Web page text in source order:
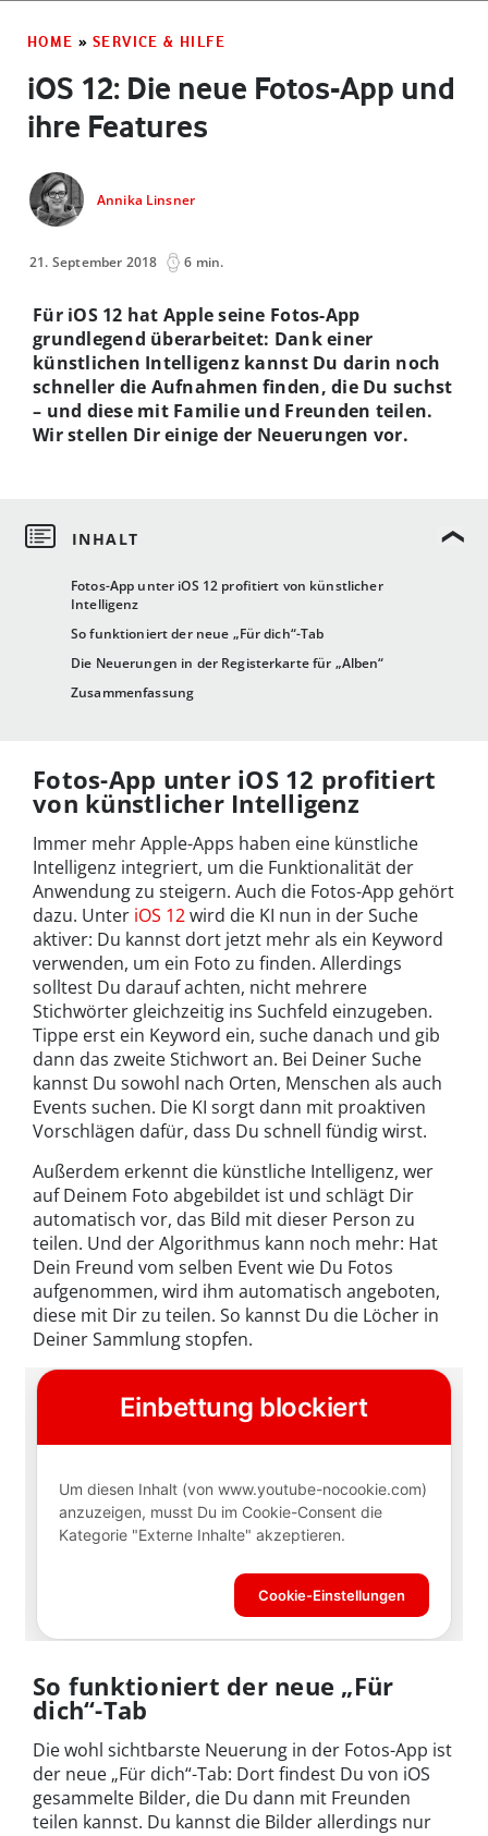
HOME » SERVICE & HILFE
iOS 12: Die neue Fotos-App und
ihre Features
Annika Linsner
21. September 2018 6 min.
Fotos-App unter iOS 12 profitiert von künstlicher
Intelligenz
So funktioniert der neue „Für dich“-Tab
Die Neuerungen in der Registerkarte für „Alben“
Zusammenfassung
Für iOS 12 hat Apple seine Fotos-App
grundlegend überarbeitet: Dank einer
künstlichen Intelligenz kannst Du darin noch
schneller die Aufnahmen finden, die Du suchst
– und diese mit Familie und Freunden teilen.
Wir stellen Dir einige der Neuerungen vor.
Fotos-App unter iOS 12 profitiert
von künstlicher Intelligenz
Immer mehr Apple-Apps haben eine künstliche
Intelligenz integriert, um die Funktionalität der
Anwendung zu steigern. Auch die Fotos-App gehört
dazu. Unter iOS 12wird die KI nun in der Suche
aktiver: Du kannst dort jetzt mehr als ein Keyword
verwenden, um ein Foto zu finden. Allerdings
solltest Du darauf achten, nicht mehrere
Stichwörter gleichzeitig ins Suchfeld einzugeben.
Tippe erst ein Keyword ein, suche danach und gib
dann das zweite Stichwort an. Bei Deiner Suche
kannst Du sowohl nach Orten, Menschen als auch
Events suchen. Die KI sorgt dann mit proaktiven
Vorschlägen dafür, dass Du schnell fündig wirst.
Außerdem erkennt die künstliche Intelligenz, wer
auf Deinem Foto abgebildet ist und schlägt Dir
automatisch vor, das Bild mit dieser Person zu
teilen. Und der Algorithmus kann noch mehr: Hat
Dein Freund vom selben Event wie Du Fotos
aufgenommen, wird ihm automatisch angeboten,
diese mit Dir zu teilen. So kannst Du die Löcher in
Deiner Sammlung stopfen.
So funktioniert der neue „Für
dich“-Tab
Die wohl sichtbarste Neuerung in der Fotos-App ist
der neue „Für dich“-Tab: Dort findest Du von iOS
gesammelte Bilder, die Du dann mit Freunden
teilen kannst. Du kannst die Bilder allerdings nur